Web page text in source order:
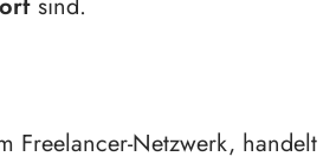
sind.
Freelancer-Netzwerk, handelt